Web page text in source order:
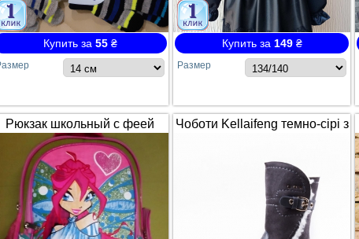
Купить за 55₴ Купить за 149₴
Размер
Рюкзак школьный с феей
Winx / Винкс
Чоботи Kellaifeng темно-сірі з